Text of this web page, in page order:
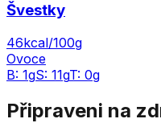
Švestky
46kcal/100g
Ovoce
B: 1gS: 11gT: 0g
Připraveni na